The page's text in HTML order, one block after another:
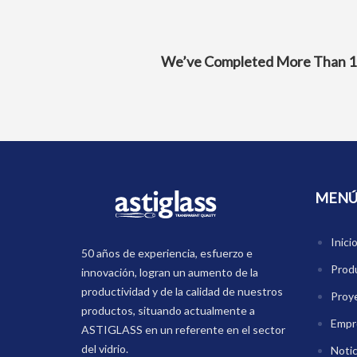
We’ve Completed More Than
50 años de experiencia, esfuerzo e
innovación, logran un aumento de la
productividad y de la calidad de nuestros
productos, situando actualmente a
ASTIGLASS en un referente en el sector
del vidrio.
MENÚ
Inicio